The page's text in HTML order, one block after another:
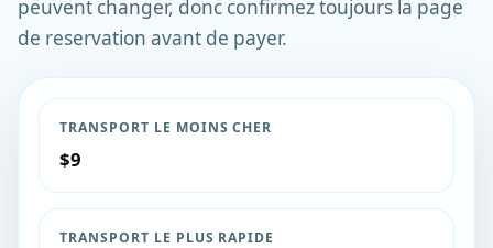
peuvent changer, donc confirmez toujours la page
de reservation avant de payer.
TRANSPORT LE MOINS CHER
$9
TRANSPORT LE PLUS RAPIDE